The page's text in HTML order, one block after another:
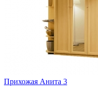
Прихожая Анита 3